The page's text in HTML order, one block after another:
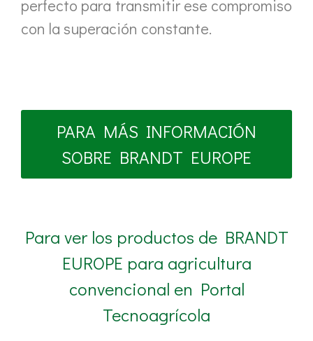
perfecto para transmitir ese compromiso
con la superación constante.
PARA MÁS INFORMACIÓN
SOBRE BRANDT EUROPE
Para ver los productos de BRANDT
EUROPE para agricultura
convencional en Portal
Tecnoagrícola